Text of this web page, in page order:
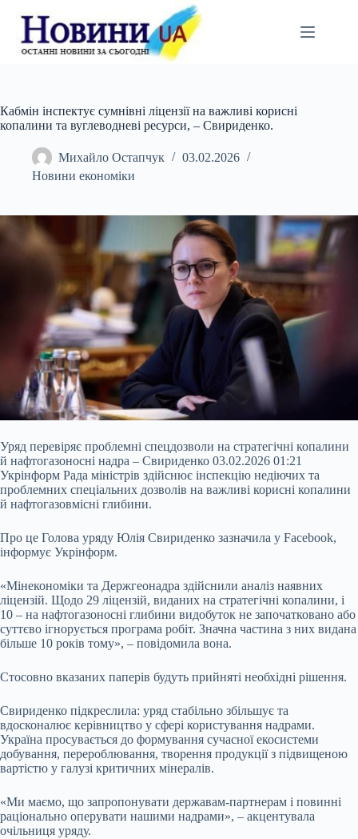
вмісту
Кабмін інспектує сумнівні ліцензії на важливі корисні
копалини та вуглеводневі ресурси, – Свириденко.
Михайло Остапчук
03.02.2026
Новини економіки
Уряд перевіряє проблемні спецдозволи на стратегічні копалини
й нафтогазоносні надра – Свириденко 03.02.2026 01:21
Укрінформ Рада міністрів здійснює інспекцію недіючих та
проблемних спеціальних дозволів на важливі корисні копалини
й нафтогазовмісні глибини.
Про це Голова уряду Юлія Свириденко зазначила у Facebook,
інформує Укрінформ.
«Мінекономіки та Держгеонадра здійснили аналіз наявних
ліцензій. Щодо 29 ліцензій, виданих на стратегічні копалини, і
10 – на нафтогазоносні глибини видобуток не започатковано або
суттєво ігнорується програма робіт. Значна частина з них видана
більше 10 років тому», – повідомила вона.
Стосовно вказаних паперів будуть прийняті необхідні рішення.
Свириденко підкреслила: уряд стабільно збільшує та
вдосконалює керівництво у сфері користування надрами.
Україна просувається до формування сучасної екосистеми
добування, перероблювання, творення продукції з підвищеною
вартістю у галузі критичних мінералів.
«Ми маємо, що запропонувати державам-партнерам і повинні
раціонально оперувати нашими надрами», – акцентувала
очільниця уряду.